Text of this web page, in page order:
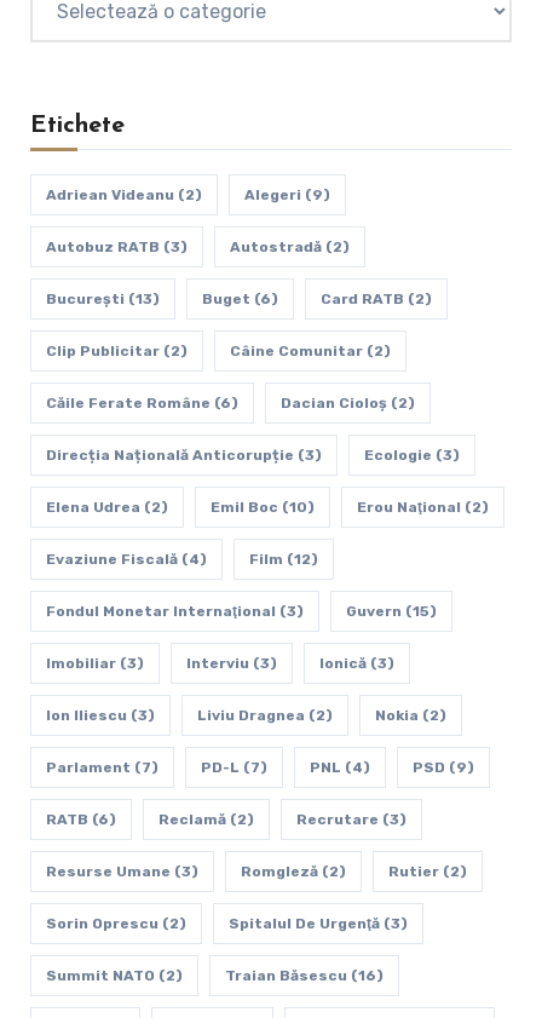
Etichete
Adriean Videanu (2) Alegeri (9)
Autobuz RATB (3) Autostradă(2)
Bucureşti (13) Buget (6) Card RATB (2)
Clip Publicitar(2) Câine Comunitar(2)
Căile Ferate Române (6) Dacian Cioloș(2)
Direcția Națională Anticorupție (3) Ecologie (3)
Elena Udrea (2) Emil Boc (10) Erou Naţional (2)
Evaziune Fiscală(4) Film (12)
Fondul Monetar Internaţional (3) Guvern (15)
Imobiliar(3) Interviu (3) Ionică(3)
Ion Iliescu (3) Liviu Dragnea (2) Nokia (2)
Parlament (7) PD-L (7) PNL (4) PSD (9)
RATB (6) Reclamă(2) Recrutare (3)
Resurse Umane (3) Romgleză(2) Rutier(2)
Sorin Oprescu (2) Spitalul De Urgenţă(3)
Summit NATO (2) Traian Băsescu (16)